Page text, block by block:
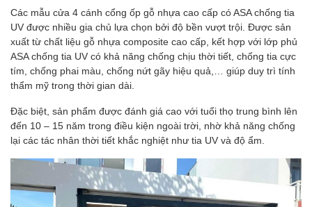
Các mẫu cửa 4 cánh cổng ốp gỗ nhựa cao cấp có ASA chống tia
UV được nhiều gia chủ lựa chọn bởi độ bền vượt trội. Được sản
xuất từ chất liệu gỗ nhựa composite cao cấp, kết hợp với lớp phủ
ASA chống tia UV có khả năng chống chịu thời tiết, chống tia cực
tím, chống phai màu, chống nứt gãy hiệu quả,… giúp duy trì tính
thẩm mỹ trong thời gian dài.
Đặc biệt, sản phẩm được đánh giá cao với tuổi thọ trung bình lên
đến 10 – 15 năm trong điều kiện ngoài trời, nhờ khả năng chống
lại các tác nhân thời tiết khắc nghiệt như tia UV và độ ẩm.